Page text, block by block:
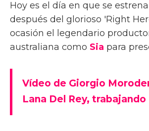
Hoy es el día en que se
después del glorioso 'Right
ocasión el legendario
australiana como Sia para
Vídeo de Giorgio
Lana Del Rey,